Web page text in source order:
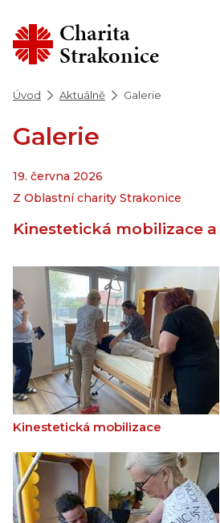
Charita
Strakonice
Úvod Aktuálně Galerie
Galerie
19. června 2026
Z Oblastní charity Strakonice
Kinestetická mobilizace
Kinestetická mobilizace